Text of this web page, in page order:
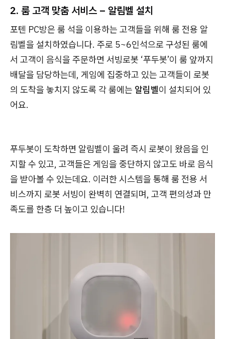
2. 룸 고객 맞춤 서비스 – 알림벨 설치
포텐 PC방은 룸 석을 이용하는 고객들을 위해 룸 전용 알
림벨을 설치하였습니다. 주로 5~6인석으로 구성된 룸에
서 고객이 음식을 주문하면 서빙로봇 ‘푸두봇’이 룸 앞까지
배달을 담당하는데, 게임에 집중하고 있는 고객들이 로봇
의 도착을 놓치지 않도록 각 룸에는 알림벨이 설치되어 있
어요.
푸두봇이 도착하면 알림벨이 울려 즉시 로봇이 왔음을 인
지할 수 있고, 고객들은 게임을 중단하지 않고도 바로 음식
을 받아볼 수 있는데요. 이러한 시스템을 통해 룸 전용 서
비스까지 로봇 서빙이 완벽히 연결되며, 고객 편의성과 만
족도를 한층 더 높이고 있습니다!